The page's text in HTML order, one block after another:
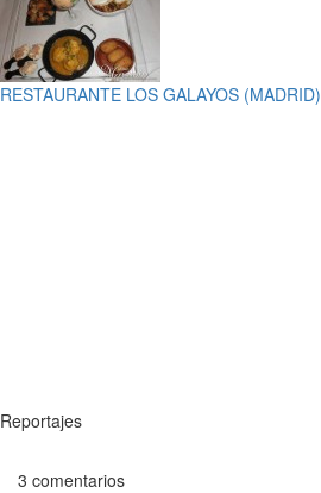
RESTAURANTE LOS GALAYOS (MADRID)
Reportajes
3 comentarios